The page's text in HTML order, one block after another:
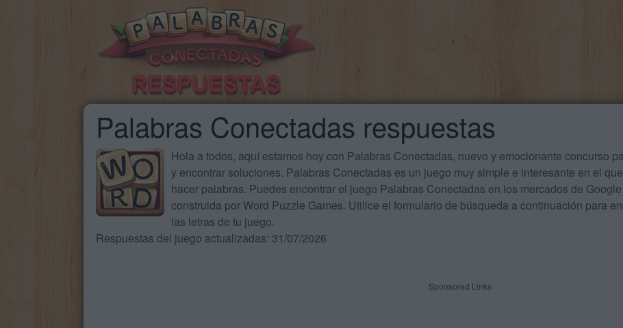
Palabras Conectadas respuestas
Hola a todos, aquí estamos hoy con Palabras Conectadas, nuevo y emocionante concurso
y encontrar soluciones. Palabras Conectadas es un juego muy simple e interesante en el
hacer palabras. Puedes encontrar el juego Palabras Conectadas en los mercados de
construida por Word Puzzle Games. Utilice el formulario de búsqueda a continuación para
las letras de tu juego.
Respuestas del juego actualizadas: 31/07/2026
Sponsored Links